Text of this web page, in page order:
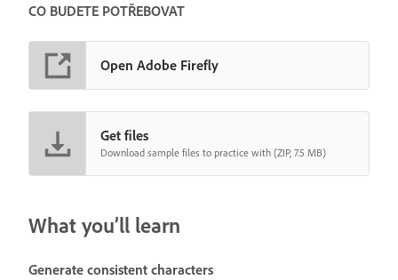
CO BUDETE POTŘEBOVAT
Open Adobe Firefly
Get files
Download sample files to practice with (ZIP, 7.5 MB)
What you’ll learn
Generate consistent characters